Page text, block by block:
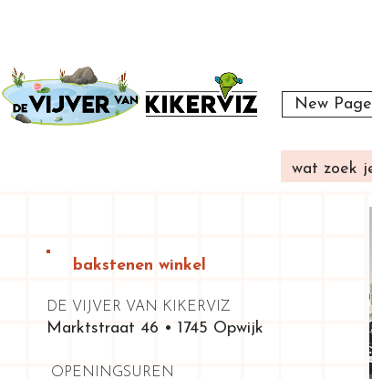
New Page
bakstenen winkel
DE VIJVER VAN KIKERVIZ
Marktstraat 46 • 1745 Opwijk
OPENINGSUREN